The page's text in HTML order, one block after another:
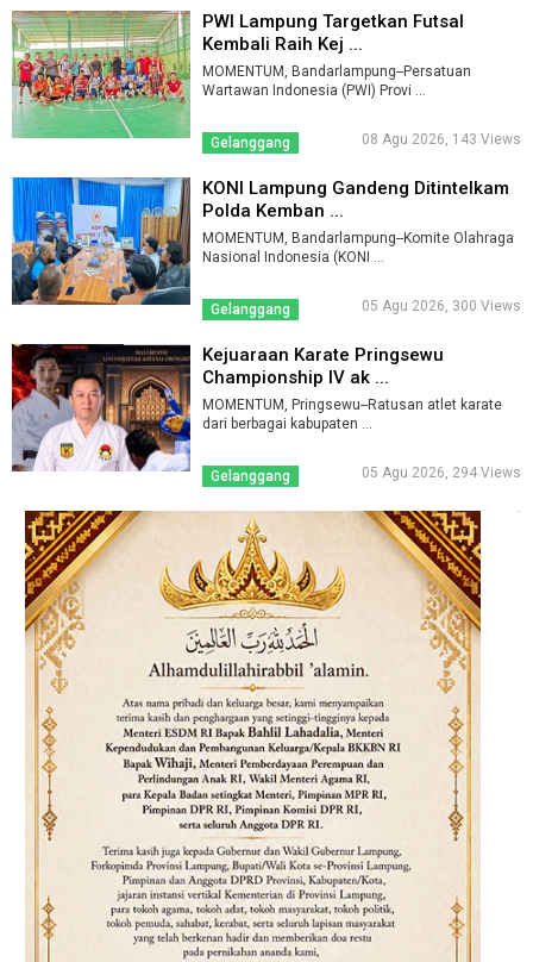
PWI Lampung Targetkan Futsal
Kembali Raih Kej ...
MOMENTUM, Bandarlampung--Persatuan
Wartawan Indonesia (PWI) Provi ...
Gelanggang 08 Agu 2026, 143 Views
KONI Lampung Gandeng Ditintelkam
Polda Kemban ...
MOMENTUM, Bandarlampung--Komite Olahraga
Nasional Indonesia (KONI ...
Gelanggang 05 Agu 2026, 300 Views
Kejuaraan Karate Pringsewu
Championship IV ak ...
MOMENTUM, Pringsewu--Ratusan atlet karate
dari berbagai kabupaten ...
Gelanggang 05 Agu 2026, 294 Views